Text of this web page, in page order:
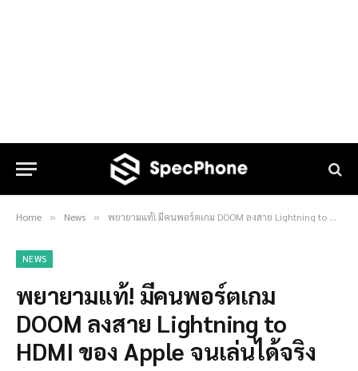
Home » News » พยายามแท้! มีคนพอร์ตเกม DOOM ลงสาย Lightning to HDMI ของ Apple จนเล่นได้จริง
NEWS
พยายามแท้! มีคนพอร์ตเกม
DOOM ลงสาย Lightning to
HDMI ของ Apple จนเล่นได้จริง